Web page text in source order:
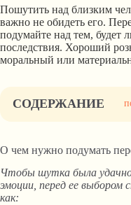
Пошутить над близким
важно не обидеть его.
подумайте над тем, будет
последствия. Хороший
моральный или
СОДЕРЖАНИЕ
О чем нужно подумать
Чтобы шутка была
эмоции, перед ее
как: